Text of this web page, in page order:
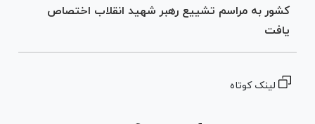
کشور به مراسم تشییع رهبر شهید انقلاب اختصاص
یافت
لینک کوتاه